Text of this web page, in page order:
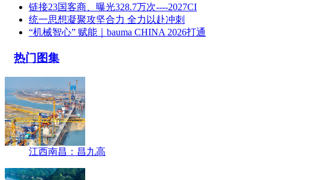
链接23国客商、曝光328.7万次----2027CI
统一思想凝聚攻坚合力 全力以赴冲刺
“机械智心” 赋能｜bauma CHINA 2026打通
热门图集
江西南昌：昌九高